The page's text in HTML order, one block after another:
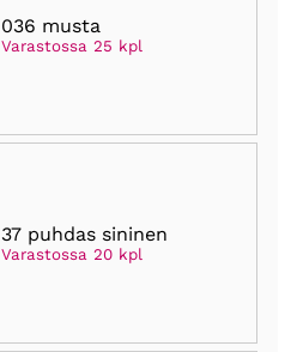
036 musta
Varastossa 25 kpl
37 puhdas sininen
Varastossa 20 kpl